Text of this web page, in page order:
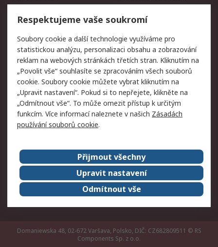
Právní
Autorská práva
Obchodní podmínky
společnosti RS
Prohlášení o ochraně
údajů
Zabezpečení
elektronické pošty
Zásady pro soubory
cookie
Zásady ochrany
osobních údajů
Kontakt
O naší společnosti
RS Group
Kariéra
Ocenění
ESG
Domaniewska 48, 02-672 Varšava, Polsko, DIČ: CZ682809511 © RS
Components Sp. z o.o.
Respektujeme vaše soukromí
Soubory cookie a další technologie využíváme pro
statistickou analýzu, personalizaci obsahu a zobrazování
reklam na webových stránkách třetích stran. Kliknutím na
„Povolit vše“ souhlasíte se zpracováním všech souborů
cookie. Soubory cookie můžete vybrat kliknutím na
„Upravit nastavení“. Pokud si to nepřejete, klikněte na
„Odmítnout vše“. To může omezit přístup k určitým
funkcím. Více informací naleznete v našich Zásadách
používání souborů cookie.
Přijmout všechny
Upravit nastavení
Odmítnout vše